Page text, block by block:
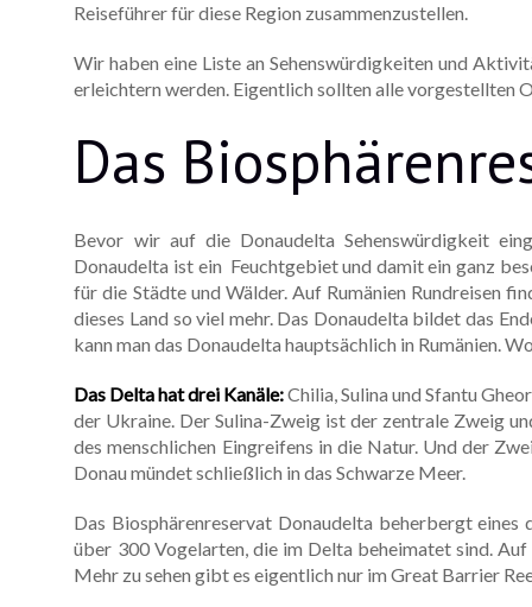
Reiseführer für diese Region zusammenzustellen.
Wir haben eine Liste an Sehenswürdigkeiten und
erleichtern werden. Eigentlich sollten alle vorgestellten
Das
Bevor wir auf die Donaudelta Sehenswürdigkeit
Donaudelta ist ein Feuchtgebiet und damit ein ganz
für die Städte und Wälder. Auf Rumänien Rundreisen
dieses Land so viel mehr. Das Donaudelta bildet das
kann man das Donaudelta hauptsächlich in Rumänien.
Das Delta hat drei Kanäle:Chilia, Sulina und Sfantu
der Ukraine. Der Sulina-Zweig ist der zentrale Zweig
des menschlichen Eingreifens in die Natur. Und der
Donau mündet schließlich in das Schwarze Meer.
Das Biosphärenreservat Donaudelta beherbergt
über 300 Vogelarten, die im Delta beheimatet sind.
Mehr zu sehen gibt es eigentlich nur im Great Barrier